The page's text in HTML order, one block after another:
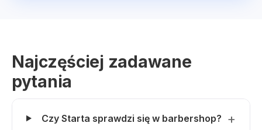
Najczęściej zadawane
pytania
Czy Starta sprawdzi się w barbershop?